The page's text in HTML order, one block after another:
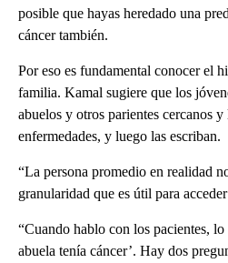
posible que hayas heredado una
cáncer también.
Por eso es fundamental conocer el
familia. Kamal sugiere que los
abuelos y otros parientes cercanos
enfermedades, y luego las escriban.
“La persona promedio en realidad
granularidad que es útil para
“Cuando hablo con los pacientes, lo
abuela tenía cáncer’. Hay dos